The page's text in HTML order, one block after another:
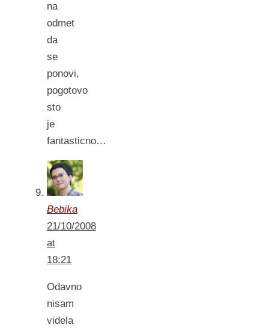
na
odmet
da
se
ponovi,
pogotovo
sto
je
fantasticno…
Bebika
21/10/2008
at
18:21
Odavno
nisam
videla